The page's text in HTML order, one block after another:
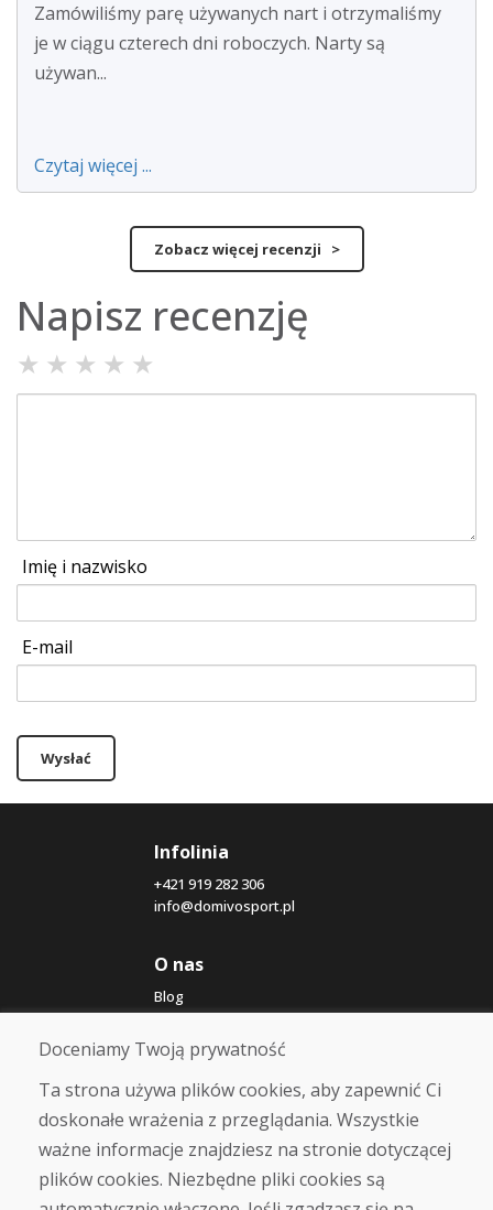
Zamówiliśmy parę używanych nart i otrzymaliśmy
je w ciągu czterech dni roboczych. Narty są
używan...
Czytaj więcej ...
Zobacz więcej recenzji >
Napisz recenzję
★ ★ ★ ★ ★
Imię i nazwisko
E-mail
Wysłać
Infolinia
+421 919 282 306
info@domivosport.pl
O nas
Blog
O nas
Sklep
Kontakt
Zakup
Sklep internetowy
Warunki handlowe
Transport
Doceniamy Twoją prywatność
Ta strona używa plików cookies, aby zapewnić Ci
doskonałe wrażenia z przeglądania. Wszystkie
ważne informacje znajdziesz na stronie dotyczącej
plików cookies. Niezbędne pliki cookies są